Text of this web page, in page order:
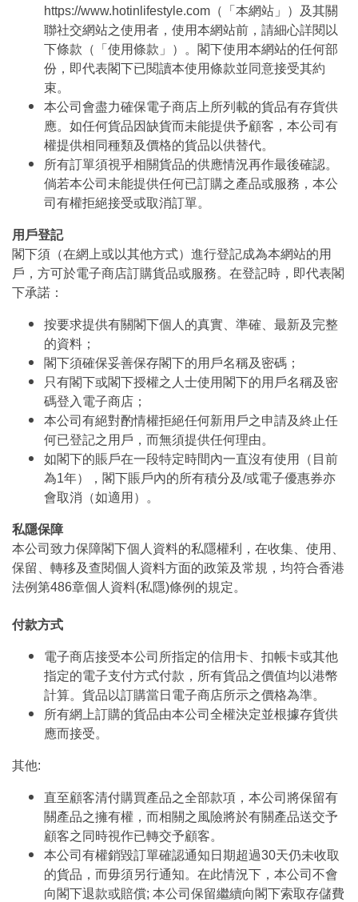
https://www.hotinlifestyle.com（「本網站」）及其關
聯社交網站之使用者，使用本網站前，請細心詳閱以
下條款（「使用條款」）。閣下使用本網站的任何部
份，即代表閣下已閱讀本使用條款並同意接受其約
束。
本公司會盡力確保電子商店上所列載的貨品有存貨供
應。如任何貨品因缺貨而未能提供予顧客，本公司有
權提供相同種類及價格的貨品以供替代。
所有訂單須視乎相關貨品的供應情況再作最後確認。
倘若本公司未能提供任何已訂購之產品或服務，本公
司有權拒絕接受或取消訂單。
用戶登記
閣下須（在網上或以其他方式）進行登記成為本網站的用
戶，方可於電子商店訂購貨品或服務。在登記時，即代表閣
下承諾：
按要求提供有關閣下個人的真實、準確、最新及完整
的資料；
閣下須確保妥善保存閣下的用戶名稱及密碼；
只有閣下或閣下授權之人士使用閣下的用戶名稱及密
碼登入電子商店；
本公司有絕對酌情權拒絕任何新用戶之申請及終止任
何已登記之用戶，而無須提供任何理由。
如閣下的賬戶在一段特定時間內一直沒有使用（目前
為1年），閣下賬戶內的所有積分及/或電子優惠券亦
會取消（如適用）。
私隱保障
本公司致力保障閣下個人資料的私隱權利，在收集、使用、
保留、轉移及查閱個人資料方面的政策及常規，均符合香港
法例第486章個人資料(私隱)條例的規定。
付款方式
電子商店接受本公司所指定的信用卡、扣帳卡或其他
指定的電子支付方式付款，所有貨品之價值均以港幣
計算。貨品以訂購當日電子商店所示之價格為準。
所有網上訂購的貨品由本公司全權決定並根據存貨供
應而接受。
其他:
直至顧客清付購買產品之全部款項，本公司將保留有
關產品之擁有權，而相關之風險將於有關產品送交予
顧客之同時視作已轉交予顧客。
本公司有權銷毀訂單確認通知日期超過30天仍未收取
的貨品，而毋須另行通知。在此情況下，本公司不會
向閣下退款或賠償; 本公司保留繼續向閣下索取存儲費